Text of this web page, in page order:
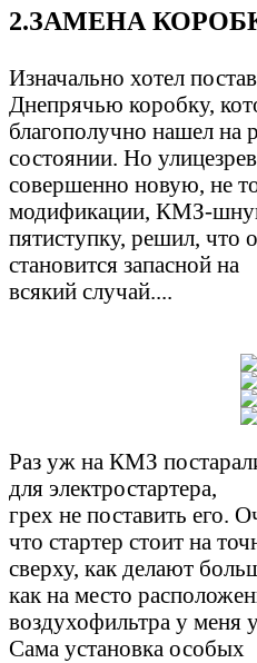
2.ЗАМЕНА
Изначально хотел
Днепрячью коробку,
благополучно нашел на
состоянии. Но улицезрев
совершенно новую, не
модификации, КМЗ-
пятиступку, решил, что
становится запасной на
всякий случай....
Раз уж на КМЗ
для электростартера,
грех не поставить его.
что стартер стоит на
сверху, как делают
как на место
воздухофильтра у меня
Сама установка особых